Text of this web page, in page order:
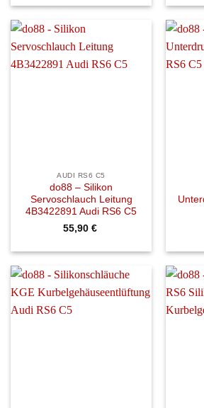
AUDI RS6 C5
do88 – Silikon
Servoschlauch Leitung
4B3422891 Audi RS6 C5
55,90 €